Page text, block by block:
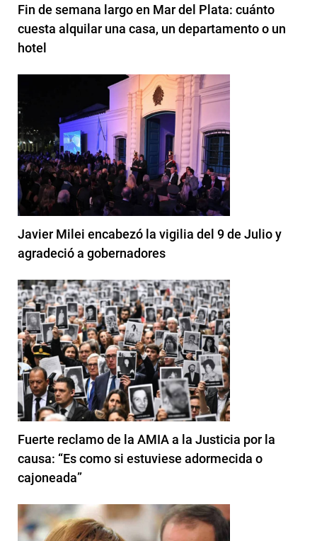
Fin de semana largo en Mar del Plata: cuánto
cuesta alquilar una casa, un departamento o un
hotel
Javier Milei encabezó la vigilia del 9 de Julio y
agradeció a gobernadores
Fuerte reclamo de la AMIA a la Justicia por la
causa: “Es como si estuviese adormecida o
cajoneada”